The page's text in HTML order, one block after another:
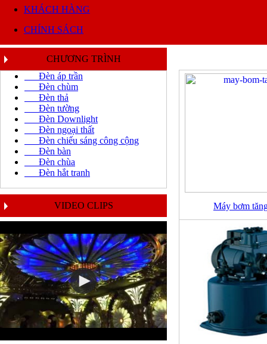
KHÁCH HÀNG
CHÍNH SÁCH
CHƯƠNG TRÌNH
Đèn áp trần
Đèn chùm
Đèn thả
Đèn tường
Đèn Downlight
Đèn ngoại thất
Đèn chiếu sáng công cộng
Đèn bàn
Đèn chùa
Đèn hắt tranh
VIDEO CLIPS Máy bơm